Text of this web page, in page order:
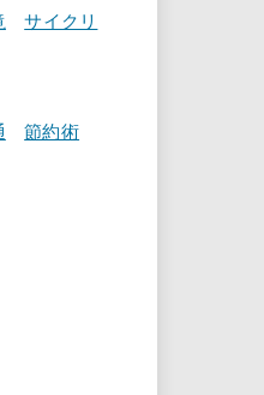
サイクリ
節約術